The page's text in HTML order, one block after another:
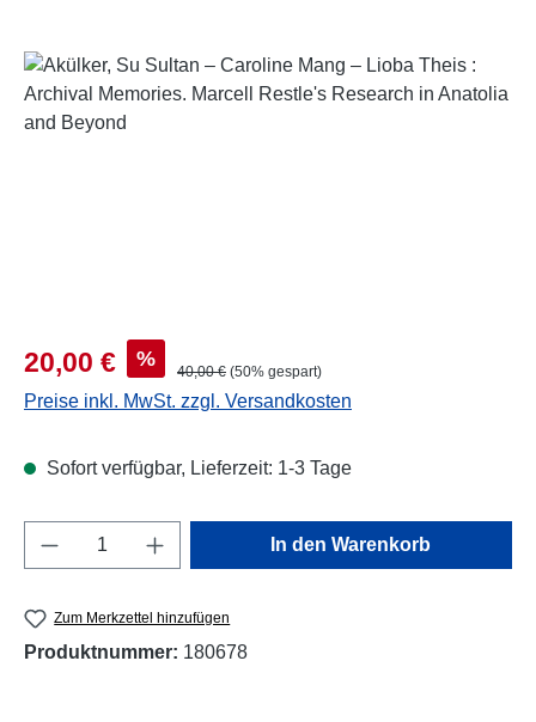
Bildergalerie überspringen
Verkaufspreis:
20,00 € % Regulärer Preis:
40,00 € (50% gespart)
Preise inkl. MwSt. zzgl. Versandkosten
Sofort verfügbar, Lieferzeit: 1-3 Tage
Produkt Anzahl: Gib den gewünschten
In den Warenkorb
Zum Merkzettel hinzufügen
Produktnummer: 180678